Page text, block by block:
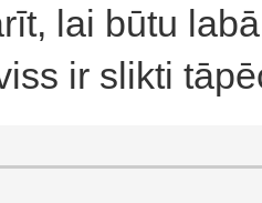
lai būtu
ir slikti